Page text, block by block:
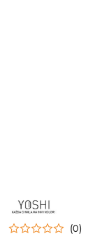
NAZWA
PRODUCENTA:
YOSHI
(0)